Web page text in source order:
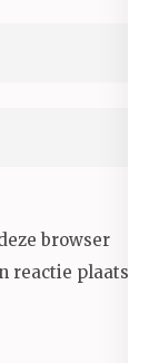
browser
reactie plaats.